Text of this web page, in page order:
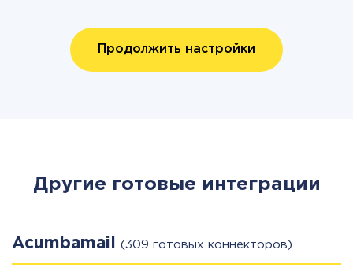
Продолжить настройки
Другие готовые интеграции
Acumbamail (309 готовых коннекторов)